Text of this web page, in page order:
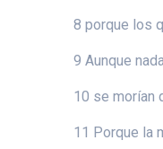
8 porque los
9 Aunque
10 se morían
11 Porque la